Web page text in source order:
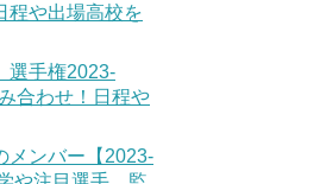
程や出場高校を
選手権2023-
合わせ！日程や
メンバー【2023-